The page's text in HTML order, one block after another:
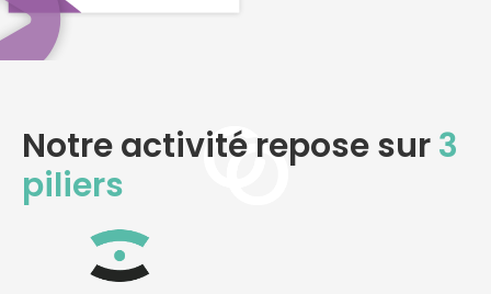
Notre activité repose sur3
piliers